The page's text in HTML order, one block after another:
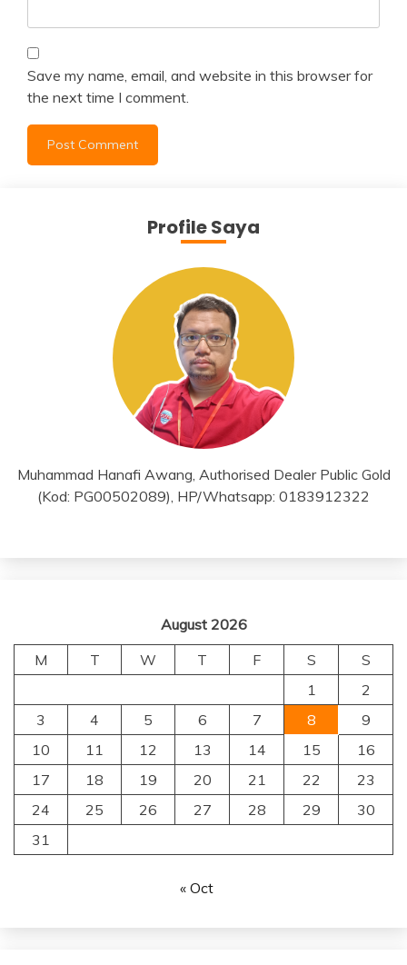
Save my name, email, and website in this browser for
the next time I comment.
Profile Saya
Muhammad Hanafi Awang, Authorised Dealer Public Gold
(Kod: PG00502089), HP/Whatsapp: 0183912322
August 2026
M
T W T F S
S
1
2
3
4 5 6 7 8
9
10
11 12 13 14 15
16
17
18 19 20 21 22
23
24
25 26 27 28 29
30
31
« Oct